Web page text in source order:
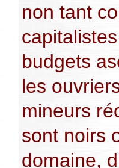
non tant
budgets
les
mineurs
sont noirs
domaine,